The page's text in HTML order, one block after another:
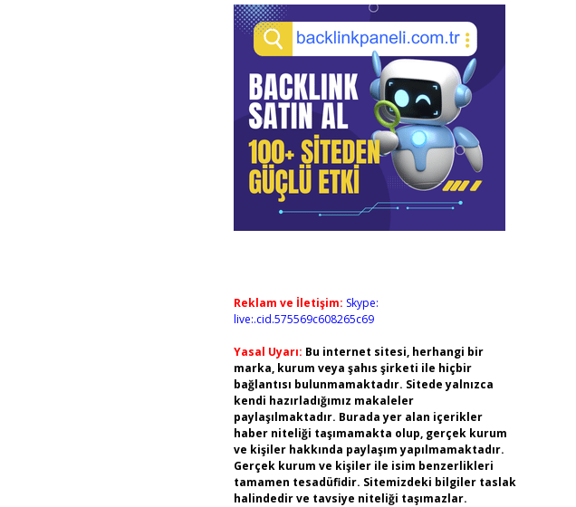
Reklam ve İletişim: Skype:
live:.cid.575569c608265c69
Yasal Uyarı: Bu internet sitesi, herhangi bir
marka, kurum veya şahıs şirketi ile hiçbir
bağlantısı bulunmamaktadır. Sitede yalnızca
kendi hazırladığımız makaleler
paylaşılmaktadır. Burada yer alan içerikler
haber niteliği taşımamakta olup, gerçek kurum
ve kişiler hakkında paylaşım yapılmamaktadır.
Gerçek kurum ve kişiler ile isim benzerlikleri
tamamen tesadüfidir. Sitemizdeki bilgiler taslak
halindedir ve tavsiye niteliği taşımazlar.